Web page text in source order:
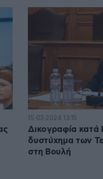
15·03·2024 13:15
Δικογραφία κατά
δυστύχημα των
στη Βουλή